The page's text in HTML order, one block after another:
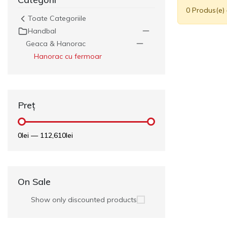
Toate Categoriile
Handbal
Geaca & Hanorac
Hanorac cu fermoar
Preț
0lei — 112,610lei
On Sale
Show only discounted products
0 Produs(e)